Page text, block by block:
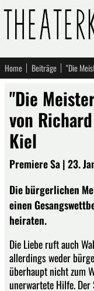
Home Beiträge
"Die
von
Kiel
Premiere Sa | 23.
Die bürgerlichen
einen
heiraten.
Die Liebe ruft auch
allerdings weder
überhaupt nicht zum
unerwartete Hilfe. Der